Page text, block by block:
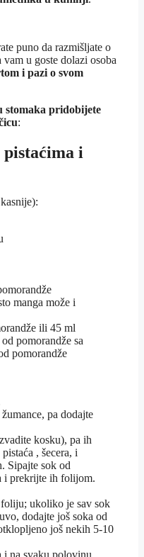
puno da razmišljate o
u goste dolazi osoba
i pazi o svom
stomaka pridobijete
:
pistaćima i
manga može i
ili 45 ml
pomorandže sa
pomorandže
pa dodajte
kosku), pa ih
, šecera, i
Sipajte sok od
i prekrijte ih folijom.
ukoliko je sav sok
dodajte još soka od
još nekih 5-10
i na svaku polovinu